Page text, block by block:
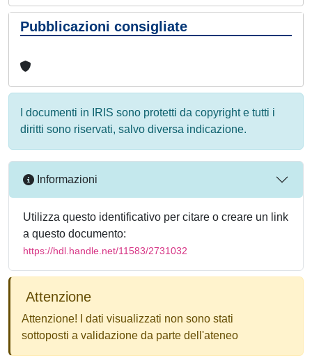
Pubblicazioni consigliate
I documenti in IRIS sono protetti da copyright e tutti i
diritti sono riservati, salvo diversa indicazione.
Informazioni
Utilizza questo identificativo per citare o creare un link
a questo documento:
https://hdl.handle.net/11583/2731032
Attenzione
Attenzione! I dati visualizzati non sono stati
sottoposti a validazione da parte dell'ateneo